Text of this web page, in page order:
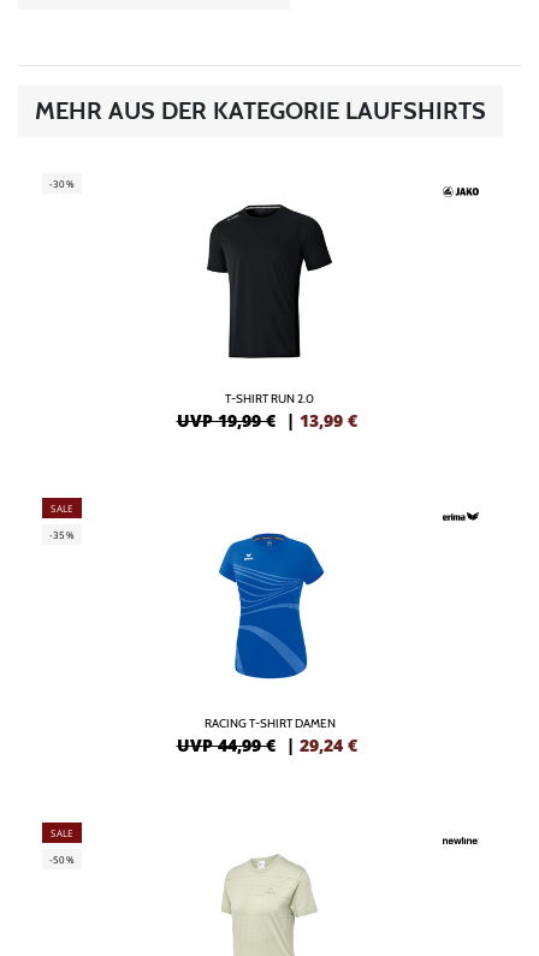
MEHR AUS DER KATEGORIE LAUFSHIRTS
-30%
T-SHIRT RUN 2.0
UVP 19,99 € | 13,99 €
SALE
-35%
RACING T-SHIRT DAMEN
UVP 44,99 € | 29,24 €
SALE
-50%